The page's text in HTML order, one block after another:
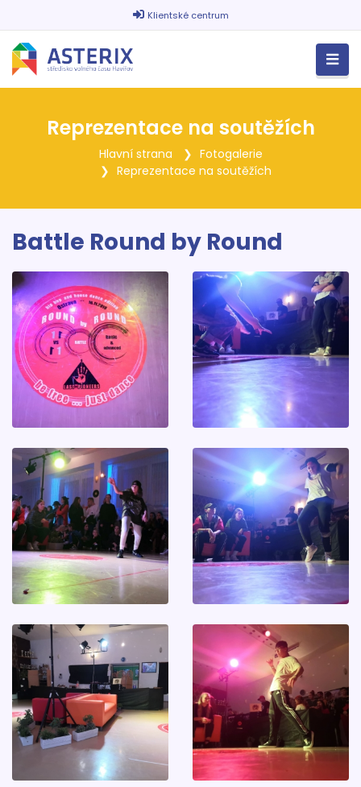
Klientské centrum
Reprezentace na soutěžích
Hlavní strana
Fotogalerie
Reprezentace na soutěžích
Battle Round by Round